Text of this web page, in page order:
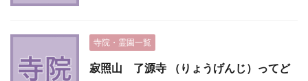
寺院・霊園一覧
寂照山 了源寺 （りょうげんじ）ってど